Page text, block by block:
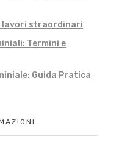
lavori straordinari
Termini e
Guida Pratica